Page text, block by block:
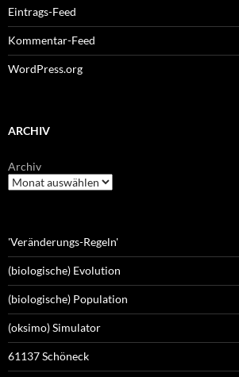
Eintrags-Feed
Kommentar-Feed
WordPress.org
ARCHIV
Archiv
'Veränderungs-Regeln'
(biologische) Evolution
(biologische) Population
(oksimo) Simulator
61137 Schöneck